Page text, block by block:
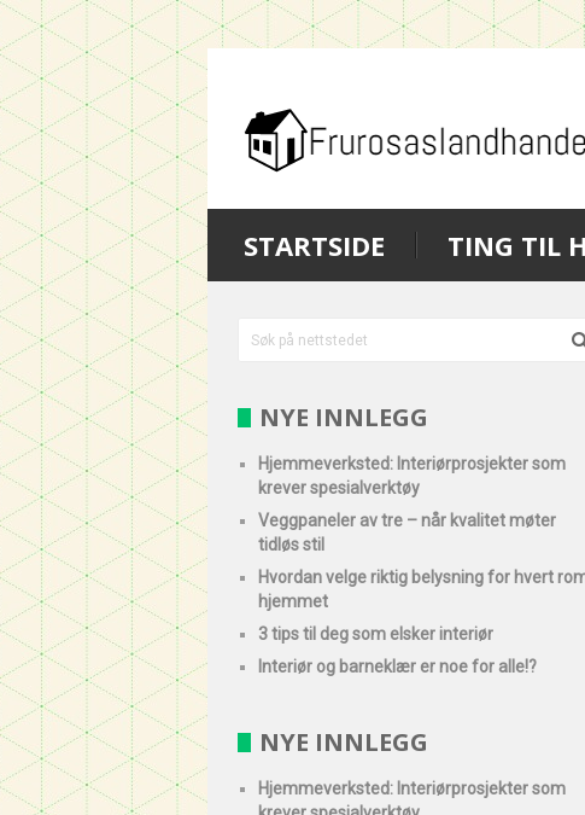
STARTSIDE TING TIL
NYE INNLEGG
Hjemmeverksted: Interiørprosjekter som
krever spesialverktøy
Veggpaneler av tre – når kvalitet møter
tidløs stil
Hvordan velge riktig belysning for hvert
hjemmet
3 tips til deg som elsker interiør
Interiør og barneklær er noe for alle!?
NYE INNLEGG
Hjemmeverksted: Interiørprosjekter som